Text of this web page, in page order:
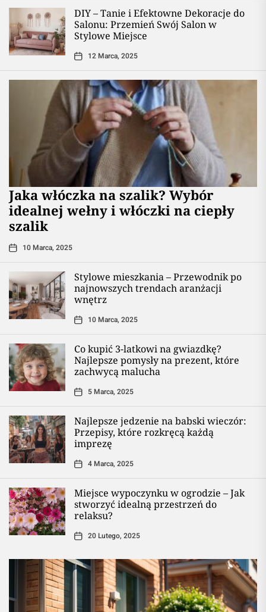
DIY – Tanie i Efektowne Dekoracje do
Salonu: Przemień Swój Salon w
Stylowe Miejsce
12 Marca, 2025
Jaka włóczka na szalik? Wybór
idealnej wełny i włóczki na ciepły
szalik
10 Marca, 2025
Stylowe mieszkania – Przewodnik po
najnowszych trendach aranżacji
wnętrz
10 Marca, 2025
Co kupić 3-latkowi na gwiazdkę?
Najlepsze pomysły na prezent, które
zachwycą malucha
5 Marca, 2025
Najlepsze jedzenie na babski wieczór:
Przepisy, które rozkręcą każdą
imprezę
4 Marca, 2025
Miejsce wypoczynku w ogrodzie – Jak
stworzyć idealną przestrzeń do
relaksu?
20 Lutego, 2025